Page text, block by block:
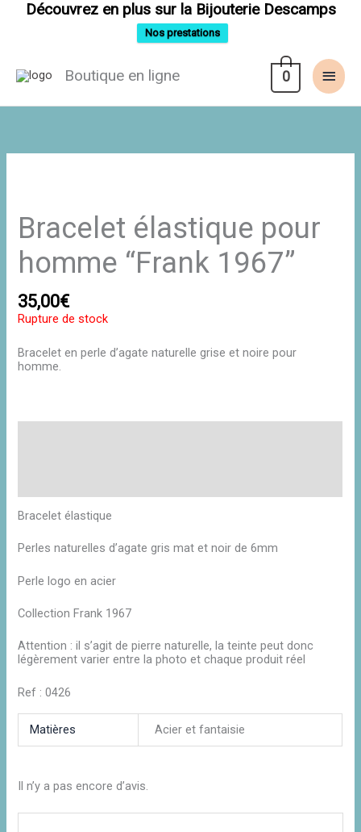
Découvrez en plus sur la Bijouterie Descamps
Nos prestations
Boutique en ligne 0
Bracelet élastique pour
homme “Frank 1967”
35,00€
Rupture de stock
Bracelet en perle d’agate naturelle grise et noire pour
homme.
Bracelet élastique
Perles naturelles d’agate gris mat et noir de 6mm
Perle logo en acier
Collection Frank 1967
Attention : il s’agit de pierre naturelle, la teinte peut donc
légèrement varier entre la photo et chaque produit réel
Ref : 0426
Matières Acier et fantaisie
Il n’y a pas encore d’avis.